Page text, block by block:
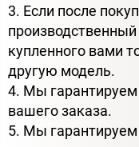
3. Если после
купленного вами
другую модель.
4. Мы
вашего заказа.
5. Мы гарантируем